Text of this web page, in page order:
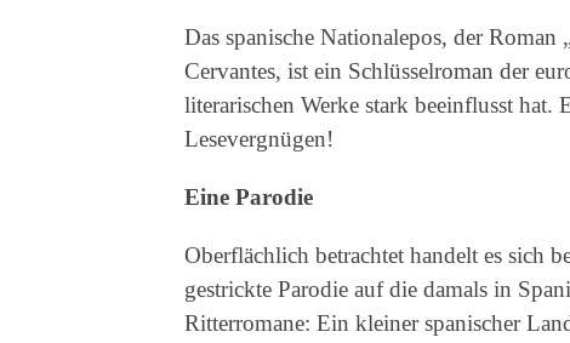
Das spanische Nationalepos, der
Cervantes, ist ein Schlüsselroman der
literarischen Werke stark beeinflusst
Lesevergnügen!
Eine Parodie
Oberflächlich betrachtet handelt es sich
gestrickte Parodie auf die damals in
Ritterromane: Ein kleiner spanischer